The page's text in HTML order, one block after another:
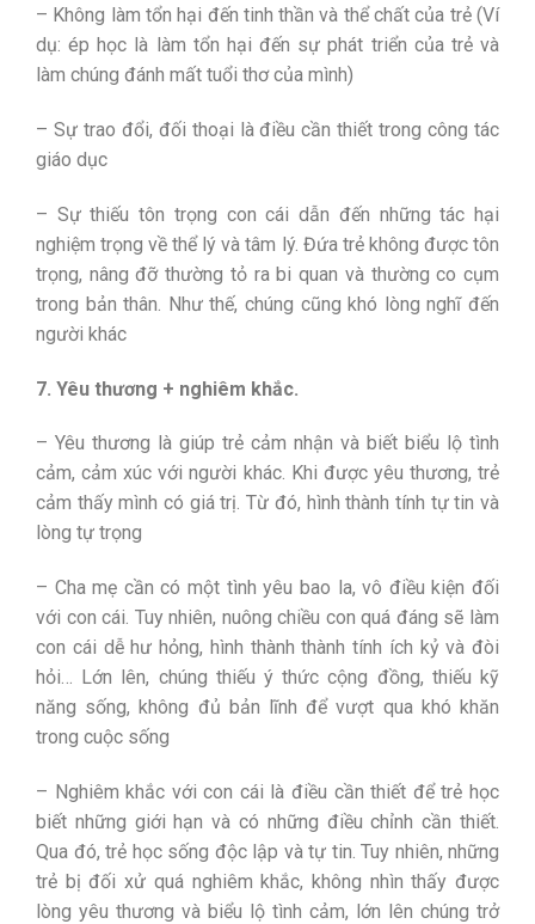
– Không làm tổn hại đến tinh thần và thể chất của trẻ (Ví
dụ: ép học là làm tổn hại đến sự phát triển của trẻ và
làm chúng đánh mất tuổi thơ của mình)
– Sự trao đổi, đối thoại là điều cần thiết trong công tác
giáo dục
– Sự thiếu tôn trọng con cái dẫn đến những tác hại
nghiệm trọng về thể lý và tâm lý. Đứa trẻ không được tôn
trọng, nâng đỡ thường tỏ ra bi quan và thường co cụm
trong bản thân. Như thế, chúng cũng khó lòng nghĩ đến
người khác
7. Yêu thương + nghiêm khắc.
– Yêu thương là giúp trẻ cảm nhận và biết biểu lộ tình
cảm, cảm xúc với người khác. Khi được yêu thương, trẻ
cảm thấy mình có giá trị. Từ đó, hình thành tính tự tin và
lòng tự trọng
– Cha mẹ cần có một tình yêu bao la, vô điều kiện đối
với con cái. Tuy nhiên, nuông chiều con quá đáng sẽ làm
con cái dễ hư hỏng, hình thành thành tính ích kỷ và đòi
hỏi… Lớn lên, chúng thiếu ý thức cộng đồng, thiếu kỹ
năng sống, không đủ bản lĩnh để vượt qua khó khăn
trong cuộc sống
– Nghiêm khắc với con cái là điều cần thiết để trẻ học
biết những giới hạn và có những điều chỉnh cần thiết.
Qua đó, trẻ học sống độc lập và tự tin. Tuy nhiên, những
trẻ bị đối xử quá nghiêm khắc, không nhìn thấy được
lòng yêu thương và biểu lộ tình cảm, lớn lên chúng trở